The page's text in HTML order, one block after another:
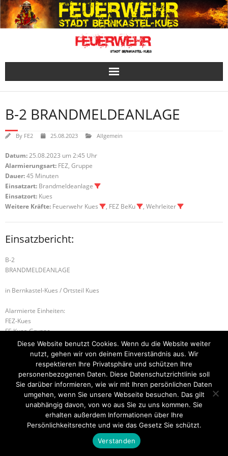
Skip
to
content
B-2 BRANDMELDEANLAGE
By FE2 25.08.2023 Allgemein
Datum:25.08.2023 um 2:45 Uhr
Alarmierungsart: FEZ, Gruppe
Dauer:45 Minuten
Einsatzart: Brandmeldeanlage
Einsatzort: Kues
Weitere Kräfte: Feuerwehr Kues , FEZ BeKu , Wehrleiter
Einsatzbericht:
B-2
BRANDMELDEANLAGE
in Bernkastel-Kues / Ortsteil Kues
Alarmierte Einheiten:
FEZ-Kues
FF-Kues-Gruppe
BeKu WL
B-2 BRANDMELDEANLAGE D1.02
Startseite Einsätze Mitglied werden Über uns
Bilder
Kontakt
Theme byThink Up Themes Ltd. Powered byWordPress.
Diese Website benutzt Cookies. Wenn du die Website weiter
nutzt, gehen wir von deinem Einverständnis aus. Wir
respektieren Ihre Privatsphäre und schützen Ihre
personenbezogenen Daten. Diese Datenschutzrichtlinie soll
Sie darüber informieren, wie wir mit Ihren persönlichen Daten
umgehen, wenn Sie unsere Webseite besuchen. Das gilt
unabhängig davon, von wo aus Sie zu uns kommen. Sie
erhalten außerdem Informationen über Ihre
Persönlichkeitsrechte und wie das Gesetz Sie schützt.
Verstanden